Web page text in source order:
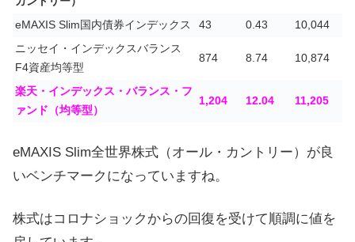
eMAXIS Slim国内債券インデックス
43 0.43
10,044
ニッセイ・インデックスバランス
F4資産均等型
874 8.74 10,874
楽天・インデックス・バランス・フ
ァンド（均等型）
1,204 12.04 11,205
eMAXIS Slim全世界株式（オール・カントリー）が良
いベンチマークになっていますね。
株式はコロナショックからの回復を受けて順調に値を